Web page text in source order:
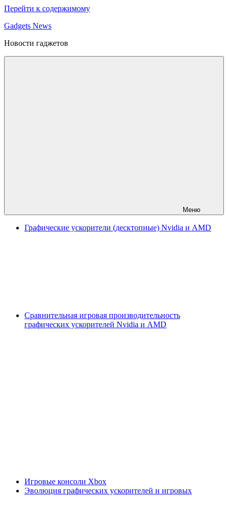
Перейти к содержимому
Gadgets News
Новости гаджетов
Меню
Графические ускорители (десктопные) Nvidia и AMD
Сравнительная игровая производительность
графических ускорителей Nvidia и AMD
Игровые консоли Xbox
Эволюция графических ускорителей и игровых